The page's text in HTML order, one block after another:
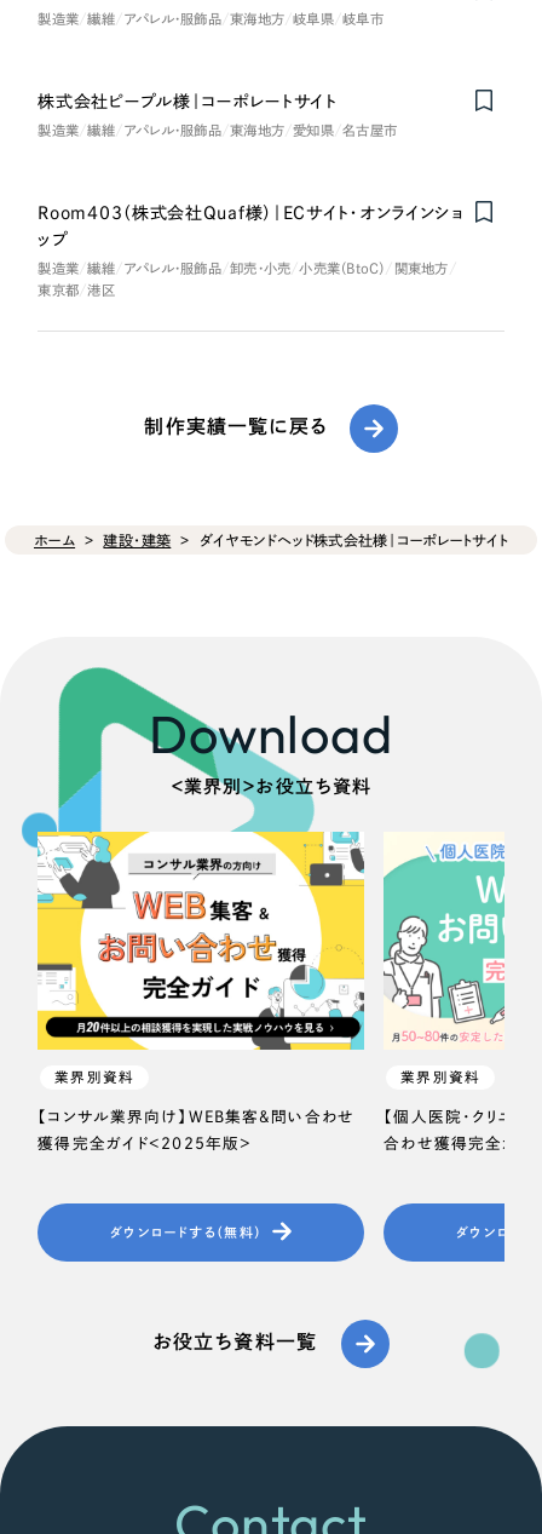
製造業 繊維 アパレル・服飾品 東海地方 岐阜県 岐阜市
株式会社ピープル様｜コーポレートサイト
製造業 繊維 アパレル・服飾品 東海地方 愛知県 名古屋市
Room403（株式会社Quaf様）｜ECサイト・オンラインショ
ップ
製造業 繊維 アパレル・服飾品 卸売・小売 小売業（BtoC）
関東地方
東京都
港区
制作実績一覧に戻る
ホーム 建設・建築 ダイヤモンドヘッド株式会社様｜コーポレートサイト
Download
＜業界別＞お役立ち資料
業界別資料
【コンサル業界向け】WEB集客＆問い合わせ
獲得完全ガイド＜2025年版＞
ダウンロードする（無料）
業界別資料
【個人医院・クリニッ
合わせ獲得完全ガイ
ダウンロード
お役立ち資料一覧